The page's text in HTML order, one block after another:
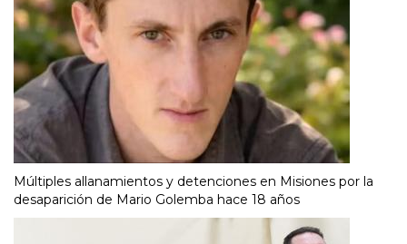
Múltiples allanamientos y detenciones en Misiones por la
desaparición de Mario Golemba hace 18 años